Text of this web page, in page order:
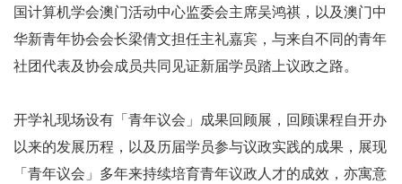
国计算机学会澳门活动中心监委会主席吴鸿祺，以及澳门中
华新青年协会会长梁倩文担任主礼嘉宾，与来自不同的青年
社团代表及协会成员共同见证新届学员踏上议政之路。
开学礼现场设有「青年议会」成果回顾展，回顾课程自开办
以来的发展历程，以及历届学员参与议政实践的成果，展现
「青年议会」多年来持续培育青年议政人才的成效，亦寓意